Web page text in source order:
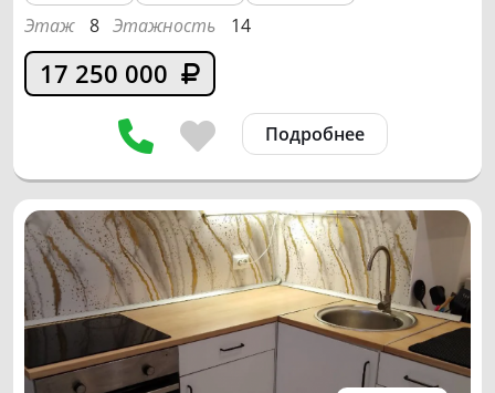
Этаж 8 Этажность 14
17 250 000
Подробнее